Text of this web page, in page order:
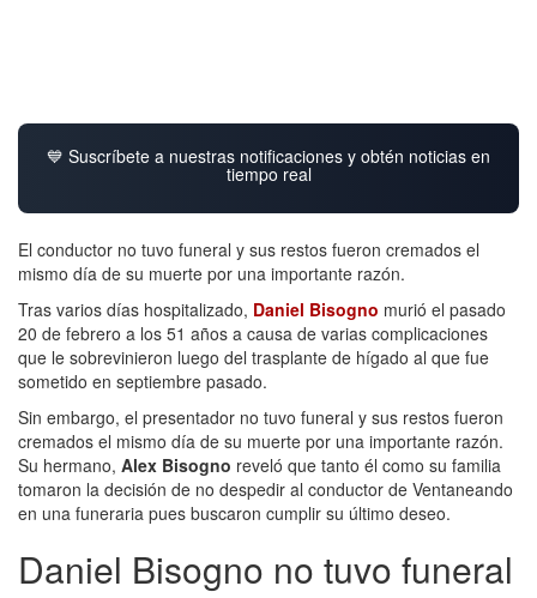
💙 Suscríbete a nuestras notificaciones y obtén noticias en
tiempo real
El conductor no tuvo funeral y sus restos fueron cremados el
mismo día de su muerte por una importante razón.
Tras varios días hospitalizado, Daniel Bisogno murió el pasado
20 de febrero a los 51 años a causa de varias complicaciones
que le sobrevinieron luego del trasplante de hígado al que fue
sometido en septiembre pasado.
Sin embargo, el presentador no tuvo funeral y sus restos fueron
cremados el mismo día de su muerte por una importante razón.
Su hermano, Alex Bisogno reveló que tanto él como su familia
tomaron la decisión de no despedir al conductor de Ventaneando
en una funeraria pues buscaron cumplir su último deseo.
Daniel Bisogno no tuvo funeral